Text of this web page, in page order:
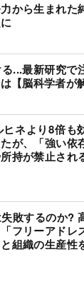
から生まれた
...最新研究で
【脳科学者が
ヒネより8倍も
が、「強い依
持が禁止され
敗するのか?
フリーアドレ
組織の生産性